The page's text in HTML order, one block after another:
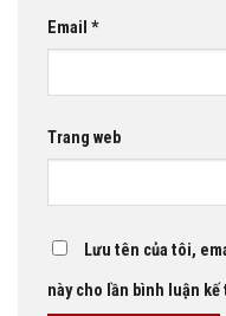
Email *
Trang web
Lưu tên của tôi,
này cho lần bình luận kế